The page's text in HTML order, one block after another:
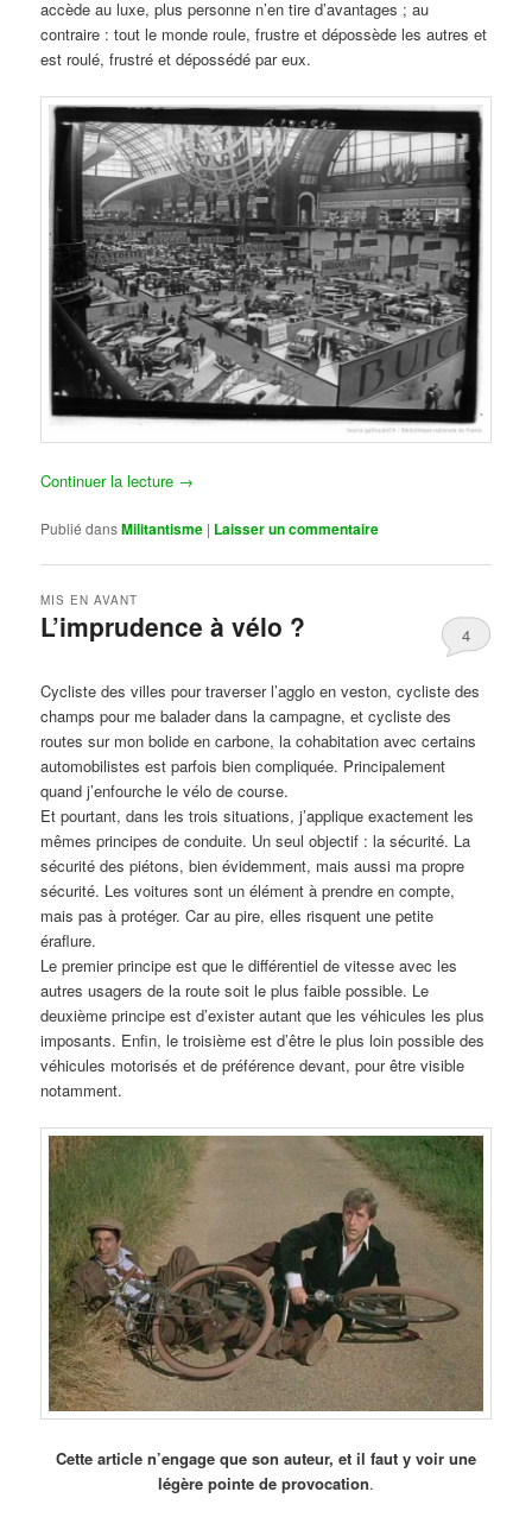
accède au luxe, plus personne n’en tire d’avantages ; au
contraire : tout le monde roule, frustre et dépossède les autres et
est roulé, frustré et dépossédé par eux.
Continuer la lecture →
Publié dansMilitantisme | Laisser un commentaire
L’imprudence à vélo ?
MIS EN AVANT
4
Cycliste des villes pour traverser l’agglo en veston, cycliste des
champs pour me balader dans la campagne, et cycliste des
routes sur mon bolide en carbone, la cohabitation avec certains
automobilistes est parfois bien compliquée. Principalement
quand j’enfourche le vélo de course.
Et pourtant, dans les trois situations, j’applique exactement les
mêmes principes de conduite. Un seul objectif : la sécurité. La
sécurité des piétons, bien évidemment, mais aussi ma propre
sécurité. Les voitures sont un élément à prendre en compte,
mais pas à protéger. Car au pire, elles risquent une petite
éraflure.
Le premier principe est que le différentiel de vitesse avec les
autres usagers de la route soit le plus faible possible. Le
deuxième principe est d’exister autant que les véhicules les plus
imposants. Enfin, le troisième est d’être le plus loin possible des
véhicules motorisés et de préférence devant, pour être visible
notamment.
Cette article n’engage que son auteur, et il faut y voir une
légère pointe de provocation.